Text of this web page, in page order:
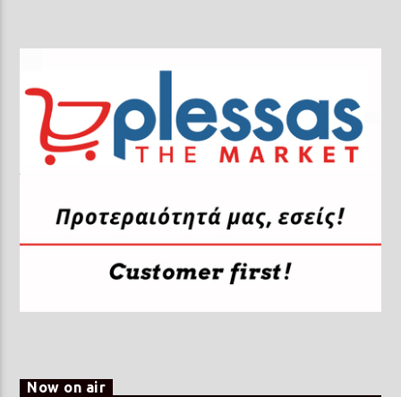
Now on air